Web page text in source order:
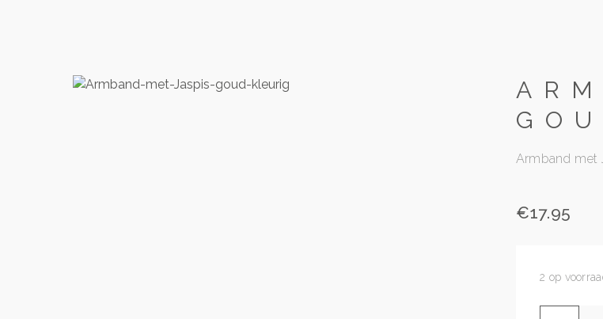
Armband met
€17.95
2 op